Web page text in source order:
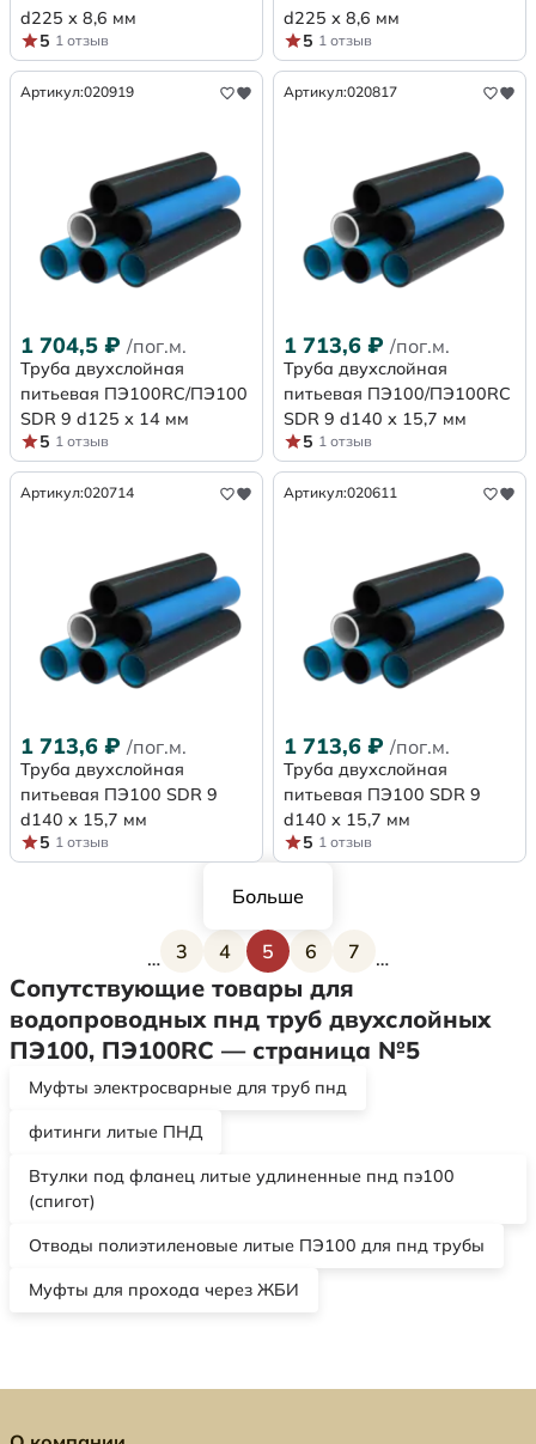
d225 х 8,6 мм
5 1 отзыв
d225 х 8,6 мм
5 1 отзыв
Артикул:020919
1 704,5 ₽ /пог.м.
Труба двухслойная
питьевая ПЭ100RC/ПЭ100
SDR 9 d125 х 14 мм
5 1 отзыв
Артикул:020817
1 713,6 ₽ /пог.м.
Труба двухслойная
питьевая ПЭ100/ПЭ100RC
SDR 9 d140 х 15,7 мм
5 1 отзыв
Артикул:020714
1 713,6 ₽ /пог.м.
Труба двухслойная
питьевая ПЭ100 SDR 9
d140 х 15,7 мм
5 1 отзыв
Артикул:020611
1 713,6 ₽ /пог.м.
Труба двухслойная
питьевая ПЭ100 SDR 9
d140 х 15,7 мм
5 1 отзыв
Больше
… Страница
3
Страница
4
Текущая страница
5
Страница
6
Страница
7 …
Сопутствующие товары для
водопроводных пнд труб двухслойных
ПЭ100, ПЭ100RC — страница №5
Муфты электросварные для труб пнд
фитинги литые ПНД
Втулки под фланец литые удлиненные пнд пэ100
(спигот)
Отводы полиэтиленовые литые ПЭ100 для пнд трубы
Муфты для прохода через ЖБИ